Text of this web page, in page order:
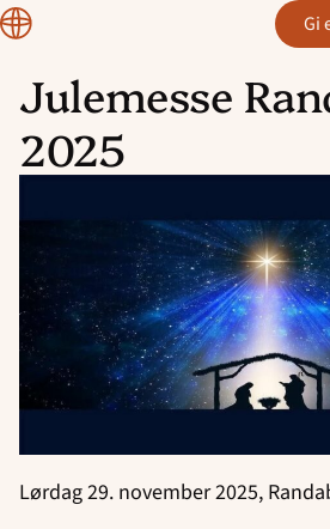
Hopp
til
innhold
Region
Rogaland Gi
Julemesse
2025
Lørdag 29. november 2025,